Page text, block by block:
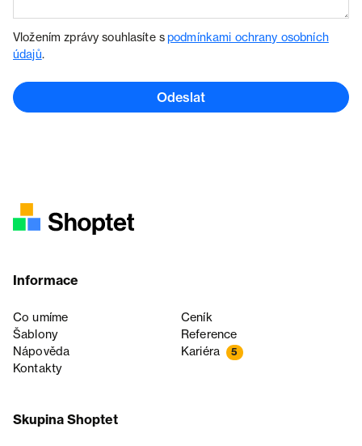
Vložením zprávy souhlasíte spodmínkami ochrany osobních
údajů.
Odeslat
Informace
Co umíme
Ceník
Šablony
Reference
Nápověda
Kariéra 5
Kontakty
Skupina Shoptet